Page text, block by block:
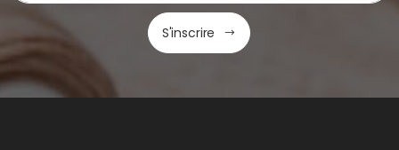
S'inscrire